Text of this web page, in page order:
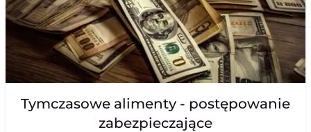
Tymczasowe alimenty - postępowanie
zabezpieczające